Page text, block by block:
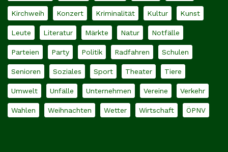
Kirchweih Konzert Kriminalität Kultur Kunst
Leute Literatur Märkte Natur Notfälle
Parteien Party Politik Radfahren Schulen
Senioren Soziales Sport Theater Tiere
Umwelt Unfälle Unternehmen Vereine Verkehr
Wahlen Weihnachten Wetter Wirtschaft ÖPNV